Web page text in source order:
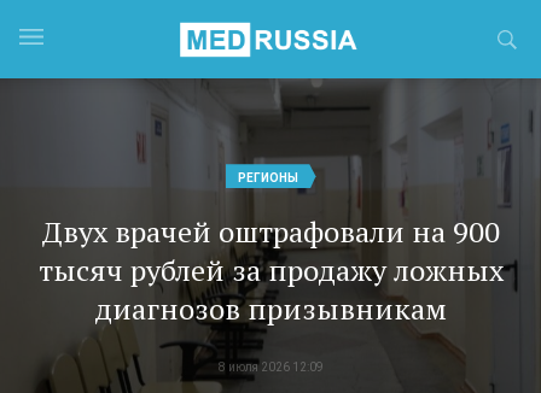
РЕГИОНЫ
Двух врачей оштрафовали на 900
тысяч рублей за продажу ложных
диагнозов призывникам
8 июля 2026 12:09